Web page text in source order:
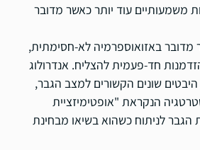
משמעותיים עוד יותר כאשר מדובר
מדובר באזואוספרמיה לא-חסימתית,
חד-פעמית להצליח. אנדרולוג
היבטים שונים הקשורים למצב הגבר,
הנקראת "אופטימיזציית
הגבר לניתוח כשהוא בשיאו מבחינת